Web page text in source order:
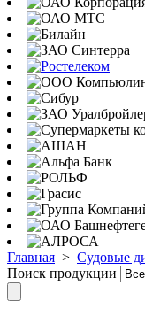
Главная > Судовые
Поиск продукции